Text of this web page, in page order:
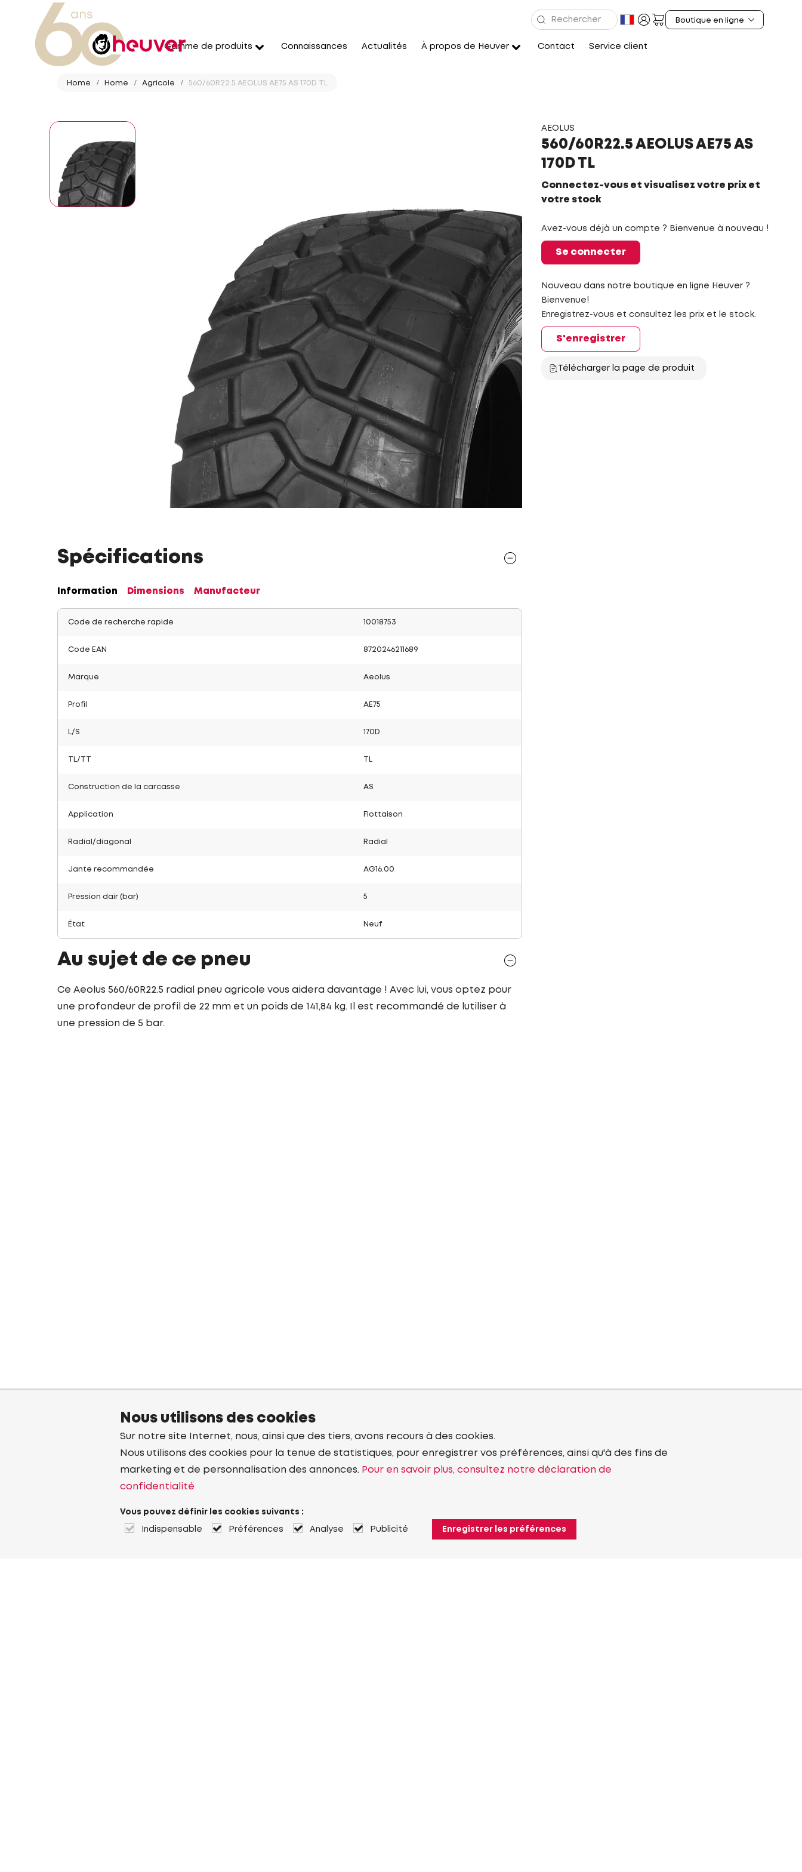
Gamme de produits Connaissances Actualités À propos de Heuver Contact Service client
Home Home Agricole 560/60R22.5 AEOLUS AE75 AS 170D TL
AEOLUS
560/60R22.5 AEOLUS AE75 AS
170D TL
Connectez-vous et visualisez votre prix et
votre stock
Avez-vous déjà un compte ? Bienvenue à nouveau !
Se connecter
Nouveau dans notre boutique en ligne Heuver ?
Bienvenue!
Enregistrez-vous et consultez les prix et le stock.
S'enregistrer
Télécharger la page de produit
Spécifications
Information Dimensions Manufacteur
Code de recherche rapide 10018753
Code EAN 8720246211689
Marque Aeolus
Profil AE75
L/S 170D
TL/TT
Construction de la carcasse AS
Application Flottaison
Radial/diagonal Radial
Jante recommandée AG16.00
Pression dair (bar) 5
État Neuf
Au sujet de ce pneu
Ce Aeolus 560/60R22.5 radial pneu agricole vous aidera davantage ! Avec lui, vous optez pour
une profondeur de profil de 22 mm et un poids de 141,84 kg. Il est recommandé de lutiliser à
une pression de 5 bar.
Nous utilisons des cookies
Sur notre site Internet, nous, ainsi que des tiers, avons recours à des cookies.
Nous utilisons des cookies pour la tenue de statistiques, pour enregistrer vos préférences, ainsi qu'à des fins de
marketing et de personnalisation des annonces. Pour en savoir plus, consultez notre déclaration de
confidentialité
Vous pouvez définir les cookies suivants :
Indispensable Préférences Analyse Publicité Enregistrer les préférences